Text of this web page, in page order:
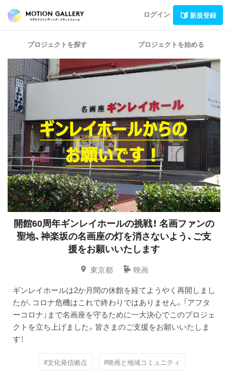
ログイン 新規登録
プロジェクトを探す プロジェクトを始める
開館60周年ギンレイホールの挑戦！ 名画ファンの
聖地、神楽坂の名画座の灯を消さないよう、ご支
援をお願いいたします
東京都
映画
ギンレイホールは2か月間の休館を経てようやく再開しまし
たが、コロナ危機はこれで終わりではありません。「アフタ
ーコロナ」まで名画座を守るために一大決心でこのプロジェ
クトを立ち上げました。皆さまのご支援をお願いいたしま
す！
#文化発信拠点 #映画と地域コミュニティ